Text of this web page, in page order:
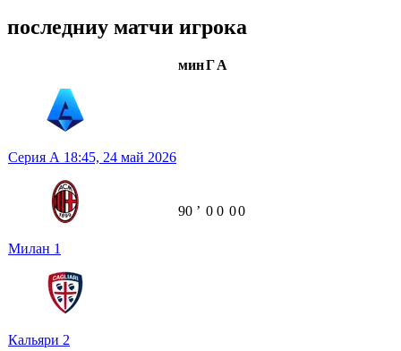
последниу матчи игрока
минГА
Серия А 18:45, 24 май 2026
Милан 1
Кальяри 2
90 ʼ 0 0 00